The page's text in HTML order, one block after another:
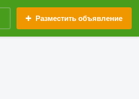
Разместить объявление